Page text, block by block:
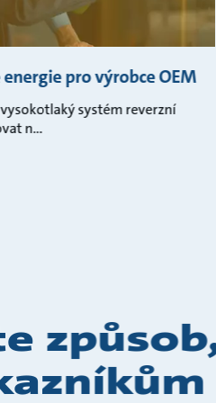
pro výrobce OEM
systém reverzní
n